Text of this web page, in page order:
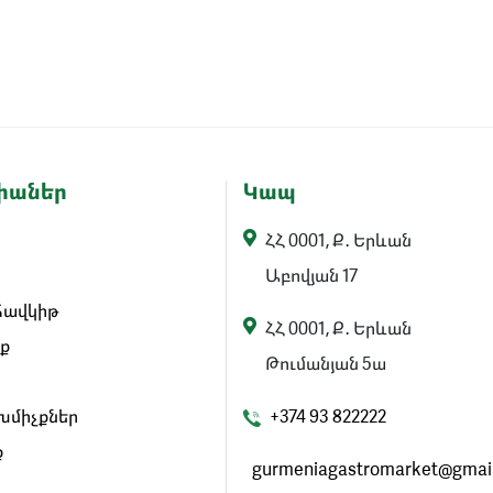
Կապ
ՀՀ 0001, Ք․ Երևան
Աբովյան 17
ՀՀ 0001, Ք․ Երևան
Թումանյան 5ա
+374 93 822222